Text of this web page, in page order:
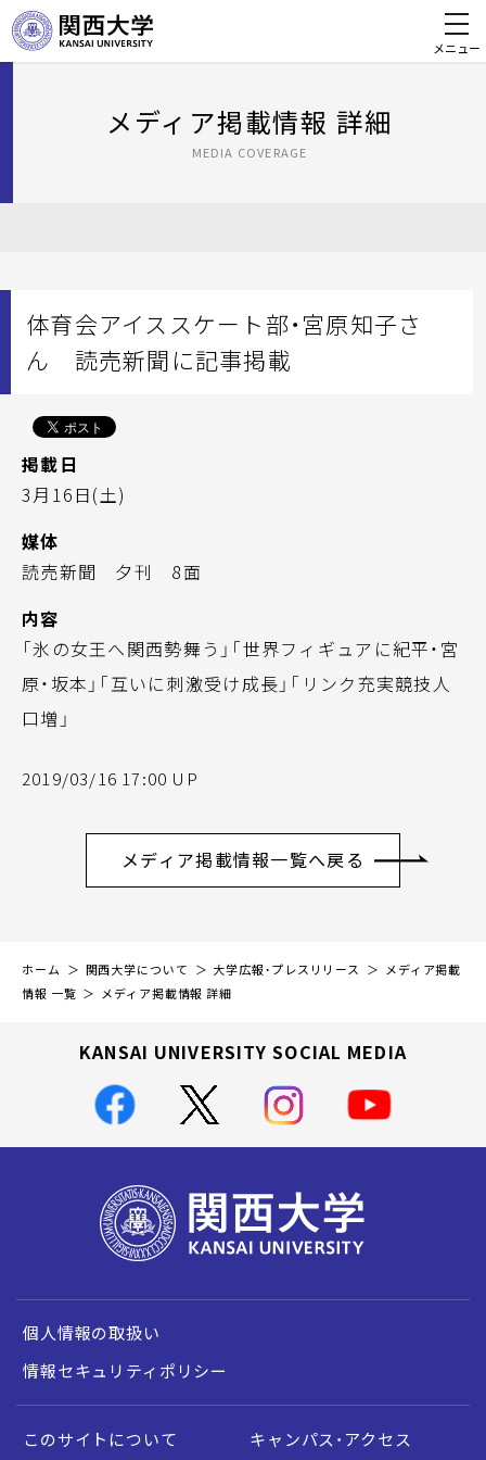
メニュー
メディア掲載情報 詳細
MEDIA COVERAGE
体育会アイススケート部・宮原知子さ
ん 読売新聞に記事掲載
掲載日
3月16日(土)
媒体
読売新聞 夕刊 8面
内容
「氷の女王へ関西勢舞う」「世界フィギュアに紀平・宮
原・坂本」「互いに刺激受け成長」「リンク充実競技人
口増」
2019/03/16 17:00 UP
メディア掲載情報一覧へ戻る
ホーム 関西大学について 大学広報・プレスリリース
メディア掲載
情報 一覧
メディア掲載情報 詳細
KANSAI UNIVERSITY SOCIAL MEDIA
個人情報の取扱い
情報セキュリティポリシー
このサイトについて キャンパス・アクセス